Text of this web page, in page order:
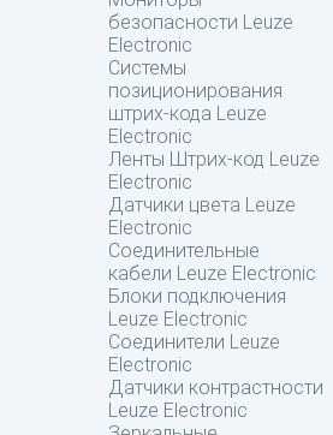
безопасности Leuze
Electronic
Системы
позиционирования
штрих-кода Leuze
Electronic
Ленты Штрих-код Leuze
Electronic
Датчики цвета Leuze
Electronic
Соединительные
кабели Leuze Electronic
Блоки подключения
Leuze Electronic
Соединители Leuze
Electronic
Датчики контрастности
Leuze Electronic